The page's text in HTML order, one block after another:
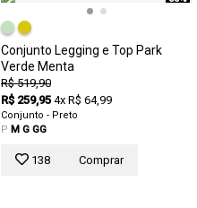
Conjunto Legging e Top Park
Verde Menta
R$ 519,90
R$ 259,95 4x R$ 64,99
Conjunto - Preto
P M G GG
138 Comprar